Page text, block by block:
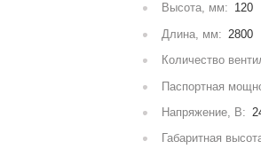
Высота, мм: 120
Длина, мм: 2800
Количество
Паспортная
Напряжение, В:
Габаритная